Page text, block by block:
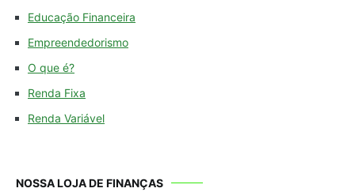
Educação Financeira
Empreendedorismo
O que é?
Renda Fixa
Renda Variável
NOSSA LOJA DE FINANÇAS